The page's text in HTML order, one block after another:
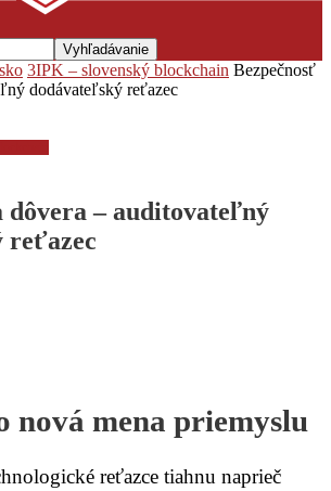
3IPK – slovenský blockchain Bezpečnosť
dodávateľský reťazec
dôvera – auditovateľný
reťazec
nová mena priemyslu
reťazce tiahnu naprieč